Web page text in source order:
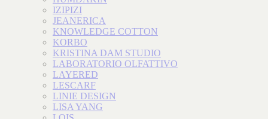
IZIPIZI
JEANERICA
KNOWLEDGE COTTON
KORBO
KRISTINA DAM STUDIO
LABORATORIO OLFATTIVO
LAYERED
LESCARF
LINIE DESIGN
LISA YANG